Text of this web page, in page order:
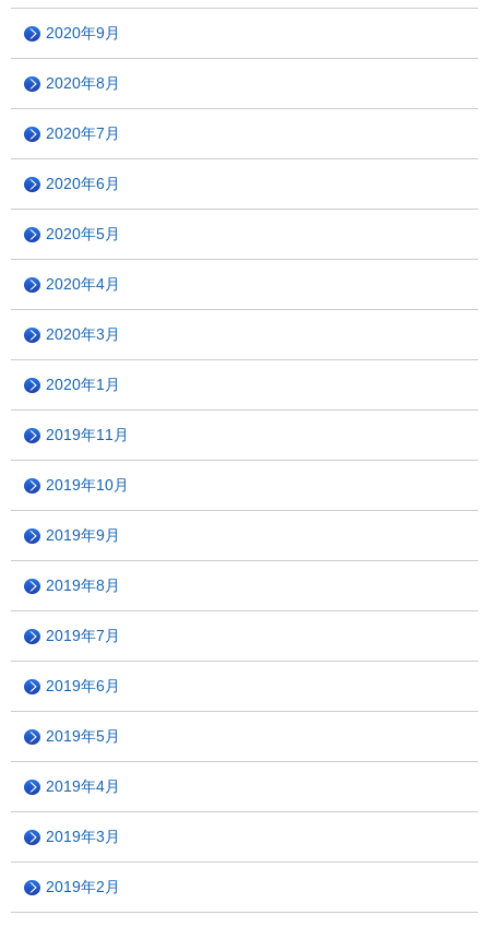
2020年9月
2020年8月
2020年7月
2020年6月
2020年5月
2020年4月
2020年3月
2020年1月
2019年11月
2019年10月
2019年9月
2019年8月
2019年7月
2019年6月
2019年5月
2019年4月
2019年3月
2019年2月